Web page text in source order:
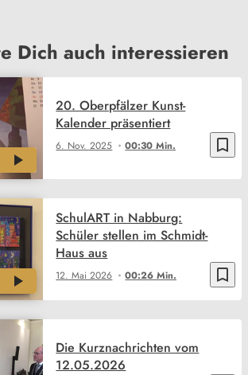
Dich auch interessieren
bookmark_border
6. Nov. 2025 00:30 Min.
20. Oberpfälzer Kunst-
Kalender präsentiert
bookmark_border
12. Mai 2026 00:26 Min.
SchulART in Nabburg:
Schüler stellen im Schmidt-
Haus aus
Die Kurznachrichten vom
12.05.2026